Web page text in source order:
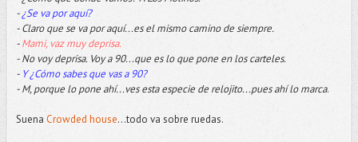
-¿Se va por aquí?
- Claro que se va por aquí...es el mismo camino de siempre.
-Mami, vaz muy deprisa.
- No voy deprisa. Voy a 90...que es lo que pone en los carteles.
- Y ¿Cómo sabes que vas a 90?
- M, porque lo pone ahí...ves esta especie de relojito...pues ahí lo marca.
Suena Crowded house…todo va sobre ruedas.